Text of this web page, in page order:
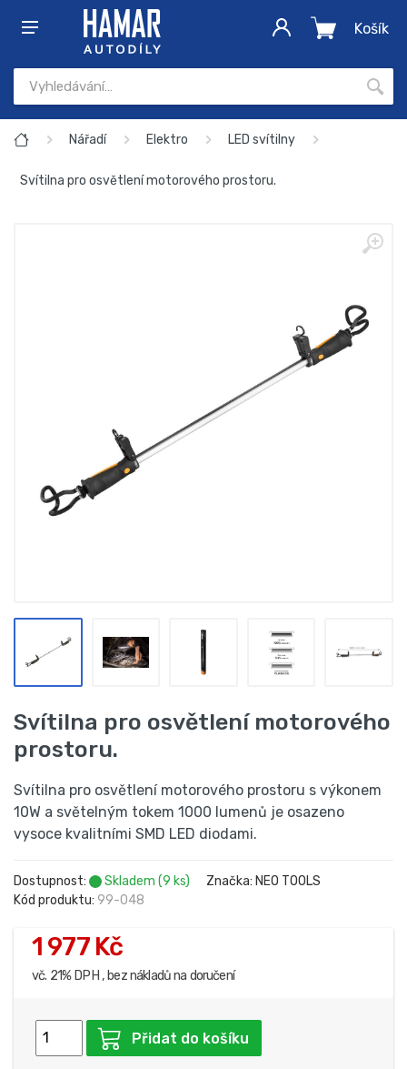
Košík
Nářadí Elektro LED svítilny
Svítilna pro osvětlení motorového prostoru.
Svítilna pro osvětlení motorového
prostoru.
Svítilna pro osvětlení motorového prostoru s výkonem
10W a světelným tokem 1000 lumenů je osazeno
vysoce kvalitními SMD LED diodami.
Dostupnost: Skladem (9 ks)
Značka: NEO TOOLS
Kód produktu: 99-048
1 977 Kč
vč. 21% DPH , bez nákladů na doručení
Přidat do košíku